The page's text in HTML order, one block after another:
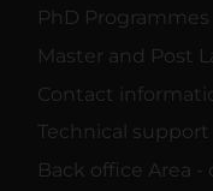
PhD Programmes
Master and Post
Contact
Technical support
Back office Area -